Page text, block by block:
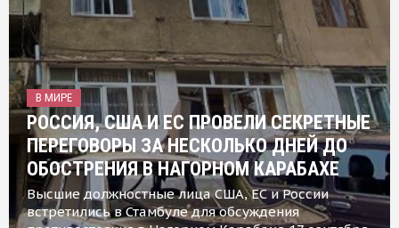
В МИРЕ
РОССИЯ, США И ЕС ПРОВЕЛИ СЕКРЕТНЫЕ
ПЕРЕГОВОРЫ ЗА НЕСКОЛЬКО ДНЕЙ ДО
ОБОСТРЕНИЯ В НАГОРНОМ КАРАБАХЕ
Высшие должностные лица США, ЕС и России
встретились в Стамбуле для обсуждения